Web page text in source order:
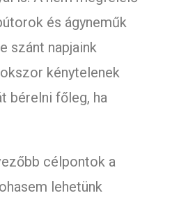
és ágyneműk
szánt napjaink
kénytelenek
bérelni főleg, ha
célpontok a
lehetünk